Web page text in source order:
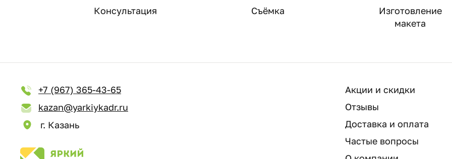
Консультация Съёмка
Изготовление
макета
+7 (967) 365-43-65
kazan@yarkiykadr.ru
г. Казань
Акции и скидки
Отзывы
Доставка и оплата
Частые вопросы